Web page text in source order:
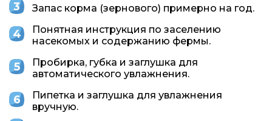
Запас корма (зернового) примерно на год.
Понятная инструкция по заселению
насекомых и содержанию фермы.
Пробирка, губка и заглушка для
автоматического увлажнения.
Пипетка и заглушка для увлажнения
вручную.